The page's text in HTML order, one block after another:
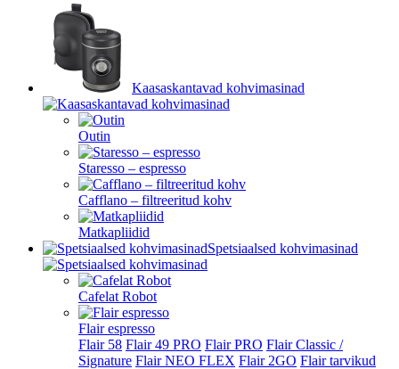
Kaasaskantavad kohvimasinad
Outin
Staresso – espresso
Cafflano – filtreeritud kohv
Matkapliidid
Spetsiaalsed kohvimasinad
Cafelat Robot
Flair espresso
Flair 58 Flair 49 PRO Flair PRO Flair Classic /
Signature Flair NEO FLEX Flair 2GO Flair tarvikud